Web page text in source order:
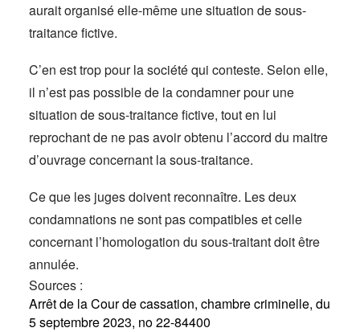
aurait organisé elle-même une situation de sous-
traitance fictive.
C’en est trop pour la société qui conteste. Selon elle,
il n’est pas possible de la condamner pour une
situation de sous-traitance fictive, tout en lui
reprochant de ne pas avoir obtenu l’accord du maitre
d’ouvrage concernant la sous-traitance.
Ce que les juges doivent reconnaître. Les deux
condamnations ne sont pas compatibles et celle
concernant l’homologation du sous-traitant doit être
annulée.
Sources :
Arrêt de la Cour de cassation, chambre criminelle, du
5 septembre 2023, no 22-84400